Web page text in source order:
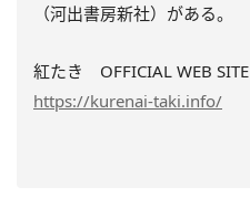
（河出書房新社）がある。
紅たき OFFICIAL WEB SITE
https://kurenai-taki.info/